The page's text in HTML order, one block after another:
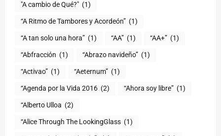
(1)
“A Ritmo de Tambores y Acordeón” (1)
“A tan solo una hora” (1) “AA” (1) “AA+” (1)
“Abfracción (1) “Abrazo navideño” (1)
“Activao” (1) “Aeternum” (1)
“Agenda por la Vida 2016 (2) “Ahora soy libre” (1)
“Alberto Ulloa (2)
“Alice Through The LookingGlass (1)